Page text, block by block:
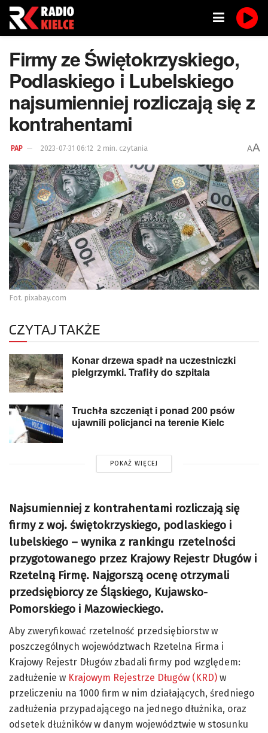
Firmy ze Świętokrzyskiego,
Podlaskiego i Lubelskiego
najsumienniej rozliczają się z
kontrahentami
PAP 2023-07-31 06:12 2 min. czytania AA
Fot. pixabay.com
CZYTAJ TAKŻE
Konar drzewa spadł na uczestniczki
pielgrzymki. Trafiły do szpitala
Truchła szczeniąt i ponad 200 psów
ujawnili policjanci na terenie Kielc
POKAŻ WIĘCEJ
Najsumienniej z kontrahentami rozliczają się
firmy z woj. świętokrzyskiego, podlaskiego i
lubelskiego – wynika z rankingu rzetelności
przygotowanego przez Krajowy Rejestr Długów i
Rzetelną Firmę. Najgorszą ocenę otrzymali
przedsiębiorcy ze Śląskiego, Kujawsko-
Pomorskiego i Mazowieckiego.
Aby zweryfikować rzetelność przedsiębiorstw w
poszczególnych województwach Rzetelna Firma i
Krajowy Rejestr Długów zbadali firmy pod względem:
zadłużenie w Krajowym Rejestrze Długów (KRD) w
przeliczeniu na 1000 firm w nim działających, średniego
zadłużenia przypadającego na jednego dłużnika, oraz
odsetek dłużników w danym województwie w stosunku